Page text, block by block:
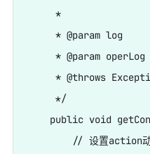
     *
* @param log
* @param operLog
* @throws
     */
public void
// 设置action